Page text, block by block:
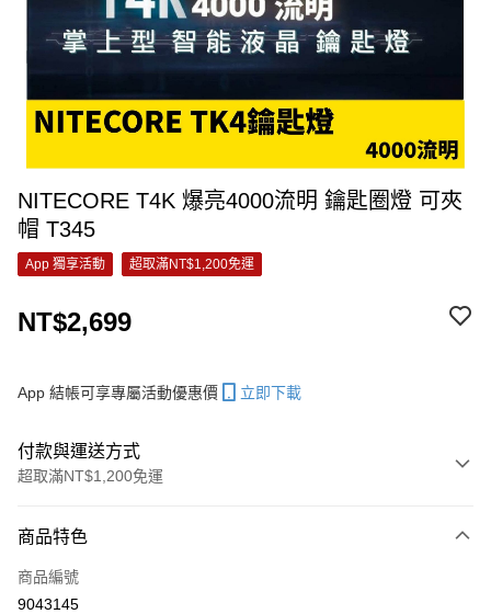
NITECORE T4K 爆亮4000流明 鑰匙圈燈 可夾
帽 T345
App 獨享活動 超取滿NT$1,200免運
NT$2,699
App 結帳可享專屬活動優惠價 立即下載
付款與運送方式
超取滿NT$1,200免運
信用卡一次付款
信用卡分期付款
商品特色
商品編號
9043145